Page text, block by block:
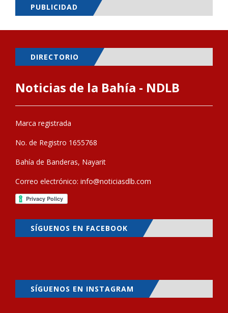
PUBLICIDAD
DIRECTORIO
Noticias de la Bahía - NDLB
Marca registrada
No. de Registro 1655768
Bahía de Banderas, Nayarit
Correo electrónico: info@noticiasdlb.com
SÍGUENOS EN FACEBOOK
SÍGUENOS EN INSTAGRAM